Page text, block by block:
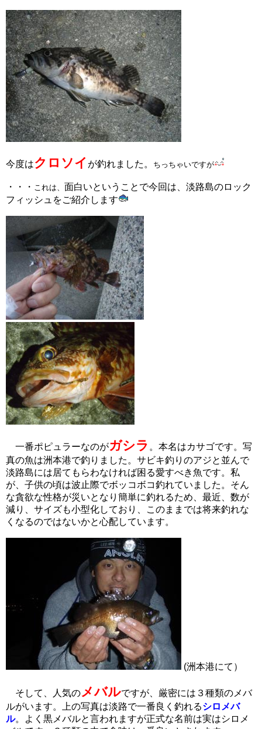
今度はクロソイ が釣れました。 ちっちゃいですが
・・・ これは、 面白いということで今回は、淡路島のロック
フィッシュをご紹介します
一番ポピュラーなのがガシラ 。本名はカサゴです。写
真の魚は洲本港で釣りました。 サビキ釣りのアジと並んで
淡路島には居てもらわなければ困る愛すべき魚です。私
が、子供の頃は波止際でボッコボコ釣れていました。そん
な貪欲な性格が災いとなり簡単に釣れるため 、最近、数が
減り、サイズも小型化しており、このままでは将来釣れな
くなるのではないかと心配しています。
(洲本港にて）
そして、人気のメバルですが、厳密には３種類のメバ
ルがいます。上の写真は淡路で一番良く釣れるシロメバ
ル。よく黒メバルと言われますが正式な名前は実はシロメ